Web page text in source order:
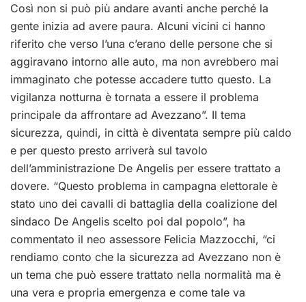
Così non si può più andare avanti anche perché la
gente inizia ad avere paura. Alcuni vicini ci hanno
riferito che verso l’una c’erano delle persone che si
aggiravano intorno alle auto, ma non avrebbero mai
immaginato che potesse accadere tutto questo. La
vigilanza notturna è tornata a essere il problema
principale da affrontare ad Avezzano”. Il tema
sicurezza, quindi, in città è diventata sempre più caldo
e per questo presto arriverà sul tavolo
dell’amministrazione De Angelis per essere trattato a
dovere. “Questo problema in campagna elettorale è
stato uno dei cavalli di battaglia della coalizione del
sindaco De Angelis scelto poi dal popolo”, ha
commentato il neo assessore Felicia Mazzocchi, “ci
rendiamo conto che la sicurezza ad Avezzano non è
un tema che può essere trattato nella normalità ma è
una vera e propria emergenza e come tale va